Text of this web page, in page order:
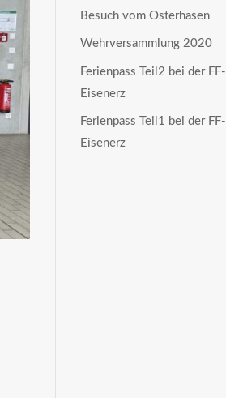
Besuch vom Osterhasen
Wehrversammlung 2020
Ferienpass Teil2 bei der FF-
Eisenerz
Ferienpass Teil1 bei der FF-
Eisenerz